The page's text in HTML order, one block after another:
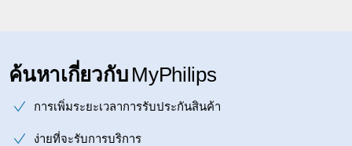
ค้นหาเกี่ยวกับ MyPhilips
การเพิ่มระยะเวลาการรับประกันสินค้า
ง่ายที่จะรับการบริการ